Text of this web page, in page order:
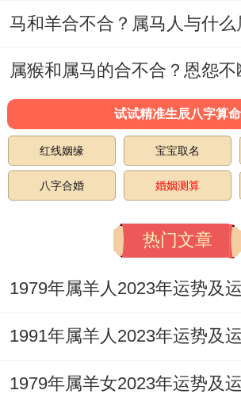
属猴和属马的合不合？恩怨不
试试精准生辰八字算命
红线姻缘 宝宝取名
八字合婚 婚姻测算
热门文章